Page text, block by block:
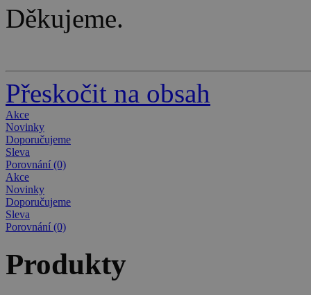
Děkujeme.
Přeskočit na obsah
Akce
Novinky
Doporučujeme
Sleva
Porovnání (0)
Akce
Novinky
Doporučujeme
Sleva
Porovnání (0)
Produkty